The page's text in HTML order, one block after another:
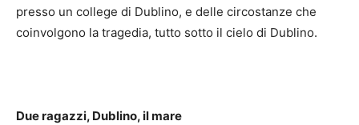
presso un college di Dublino, e delle circostanze che
coinvolgono la tragedia, tutto sotto il cielo di Dublino.
Due ragazzi, Dublino, il mare